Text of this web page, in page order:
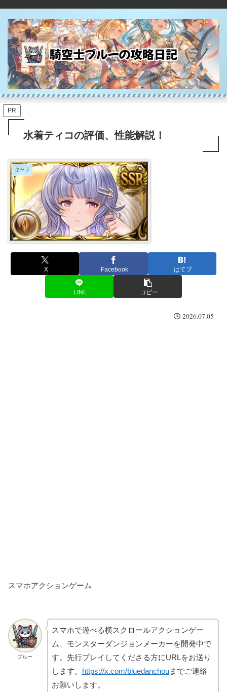
PR
水着ティコの評価、性能解説！
キャラ
X Facebook はてブ
LINE コピー
2026.07.05
スマホアクションゲーム
ブルー
スマホで遊べる横スクロールアクションゲー
ム、モンスターダンジョンメーカーを開発中で
す。先行プレイしてくださる方にURLをお送り
します。 https://x.com/bluedanchouまでご連絡
お願いします。